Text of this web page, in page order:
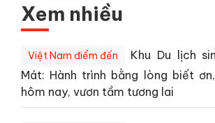
Xem nhiều
Việt Nam điểm đến
Khu Du lịch
Mát: Hành trình bằng lòng biết
hôm nay, vươn tầm tương lai